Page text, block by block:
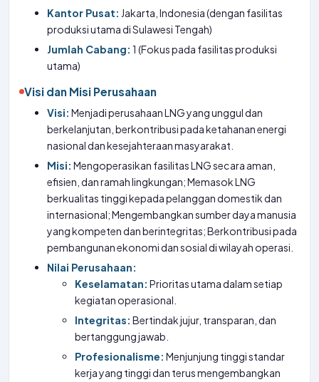
Kantor Pusat: Jakarta, Indonesia (dengan fasilitas
produksi utama di Sulawesi Tengah)
Jumlah Cabang: 1 (Fokus pada fasilitas produksi
utama)
Visi dan Misi Perusahaan
Visi: Menjadi perusahaan LNG yang unggul dan
berkelanjutan, berkontribusi pada ketahanan energi
nasional dan kesejahteraan masyarakat.
Misi: Mengoperasikan fasilitas LNG secara aman,
efisien, dan ramah lingkungan; Memasok LNG
berkualitas tinggi kepada pelanggan domestik dan
internasional; Mengembangkan sumber daya manusia
yang kompeten dan berintegritas; Berkontribusi pada
pembangunan ekonomi dan sosial di wilayah operasi.
Nilai Perusahaan:
Keselamatan: Prioritas utama dalam setiap
kegiatan operasional.
Integritas: Bertindak jujur, transparan, dan
bertanggung jawab.
Profesionalisme: Menjunjung tinggi standar
kerja yang tinggi dan terus mengembangkan